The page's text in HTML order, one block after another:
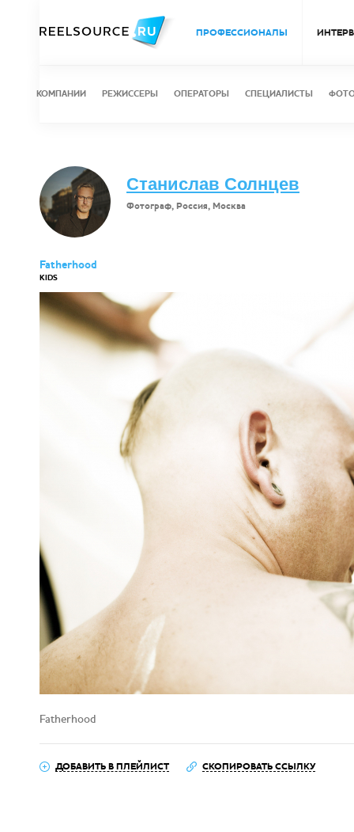
ПРОФЕССИОНАЛЫ
КОМПАНИИ РЕЖИССЕРЫ ОПЕРАТОРЫ СПЕЦИАЛИСТЫ
Станислав Солнцев
Фотограф, Россия, Москва
Fatherhood
KIDS
Fatherhood
ДОБАВИТЬ В ПЛЕЙЛИСТ СКОПИРОВАТЬ ССЫЛКУ